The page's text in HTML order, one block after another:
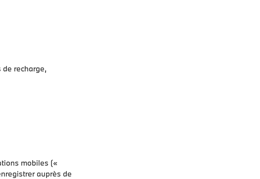
recharge,
mobiles («
auprès de